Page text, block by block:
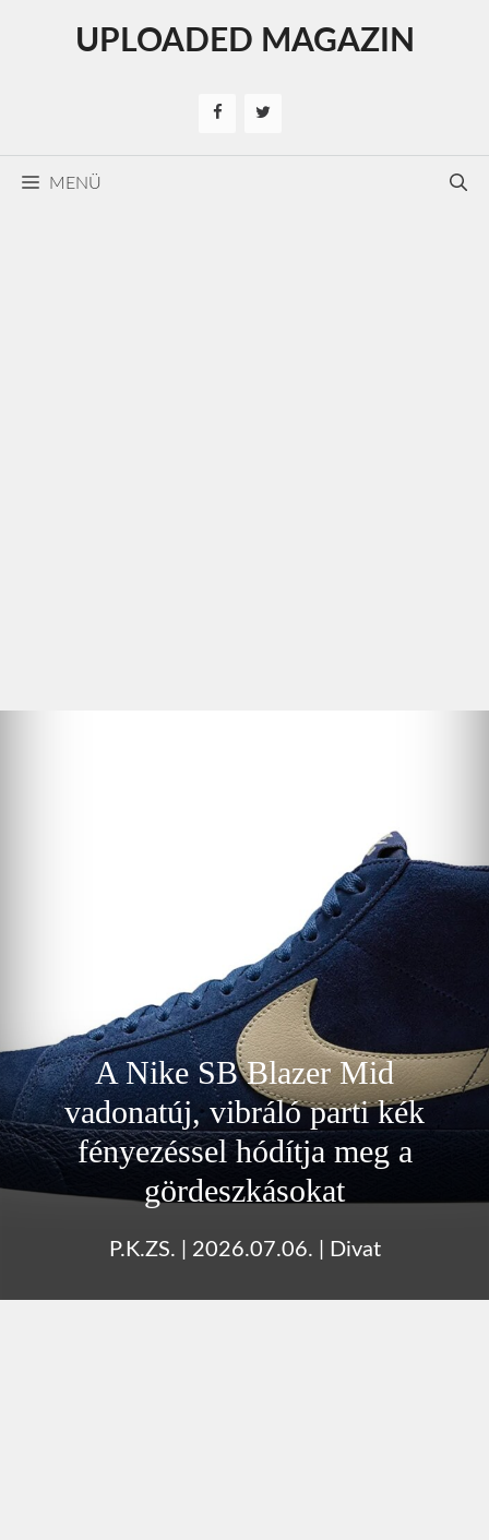
UPLOADED MAGAZIN
MENÜ
A Nike SB Blazer Mid
vadonatúj, vibráló parti kék
fényezéssel hódítja meg a
gördeszkásokat
P.K.ZS. 2026.07.06. Divat